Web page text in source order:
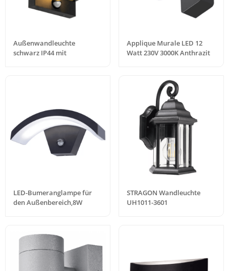
Außenwandleuchte
schwarz IP44 mit
Applique Murale LED 12
Watt 230V 3000K Anthrazit
LED-Bumeranglampe für
den Außenbereich,8W
STRAGON Wandleuchte
UH1011-3601